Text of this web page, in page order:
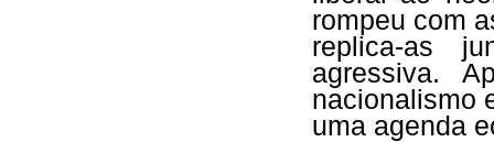
rompeu com
replica-as
agressiva.
nacionalismo
uma agenda